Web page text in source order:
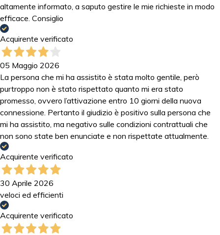
altamente informato, a saputo gestire le mie richieste in modo
efficace. Consiglio
Acquirente verificato
05 Maggio 2026
La persona che mi ha assistito è stata molto gentile, però
purtroppo non è stato rispettato quanto mi era stato
promesso, ovvero l’attivazione entro 10 giorni della nuova
connessione. Pertanto il giudizio è positivo sulla persona che
mi ha assistito, ma negativo sulle condizioni contrattuali che
non sono state ben enunciate e non rispettate attualmente.
Acquirente verificato
30 Aprile 2026
veloci ed efficienti
Acquirente verificato